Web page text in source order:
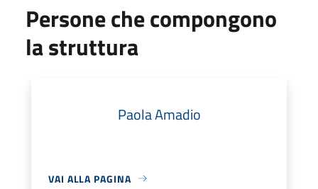
Persone che compongono
la struttura
Paola Amadio
VAI ALLA PAGINA